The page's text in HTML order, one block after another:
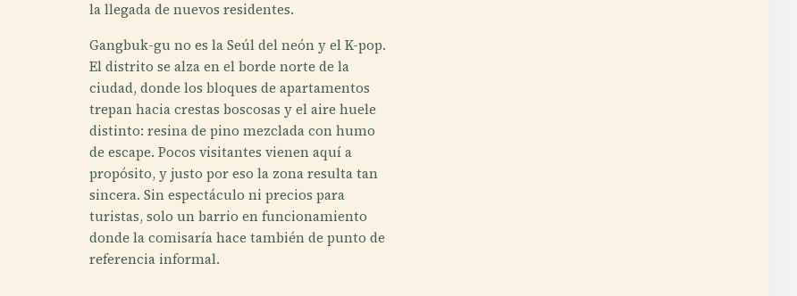
la llegada de nuevos residentes.
Gangbuk-gu no es la Seúl del neón y el K-pop.
El distrito se alza en el borde norte de la
ciudad, donde los bloques de apartamentos
trepan hacia crestas boscosas y el aire huele
distinto: resina de pino mezclada con humo
de escape. Pocos visitantes vienen aquí a
propósito, y justo por eso la zona resulta tan
sincera. Sin espectáculo ni precios para
turistas, solo un barrio en funcionamiento
donde la comisaría hace también de punto de
referencia informal.